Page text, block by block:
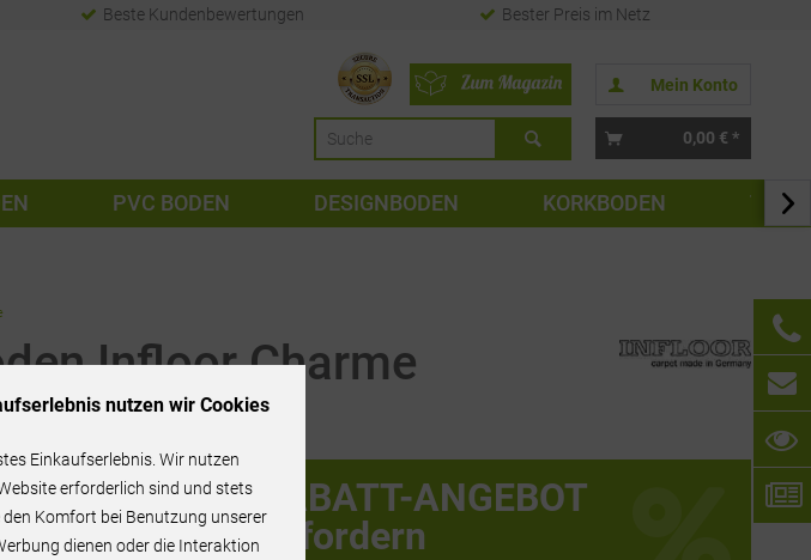
Beste Kundenbewertungen Bester Preis im Netz
Mein Konto
0,00 € *
PVC BODEN DESIGNBODEN KORKBODEN 
Infloor Charme
€ / m²
RABATT-ANGEBOT
anfordern
nutzen wir Cookies
Einkaufserlebnis. Wir nutzen
erforderlich sind und stets
Komfort bei Benutzung unserer
dienen oder die Interaktion